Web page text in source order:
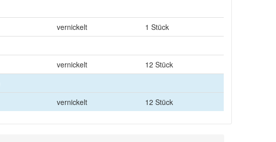
vernickelt
1 Stück
vernickelt
12 Stück
vernickelt 12 Stück